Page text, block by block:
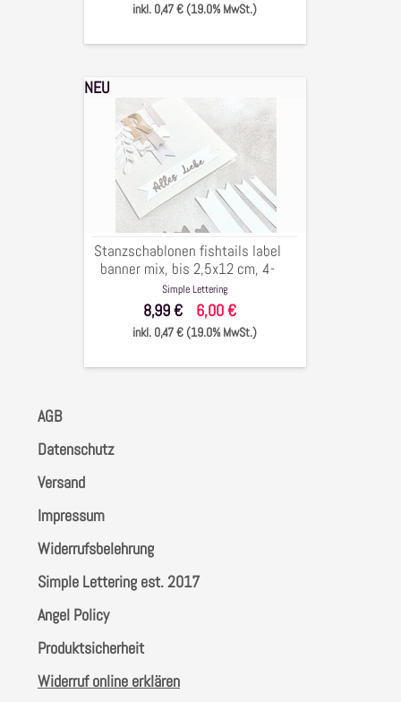
inkl. 0,47 € (19.0% MwSt.)
Stanzschablonen
fishtails
label
banner
mix,
2,5x12
cm,
4-
tlg.
NEU
Stanzschablonen fishtails label
banner mix, bis 2,5x12 cm, 4-
tlg.
Simple Lettering
8,99 € 6,00 €
inkl. 0,47 € (19.0% MwSt.)
AGB
Datenschutz
Versand
Impressum
Widerrufsbelehrung
Simple Lettering est. 2017
Angel Policy
Produktsicherheit
Widerruf online erklären